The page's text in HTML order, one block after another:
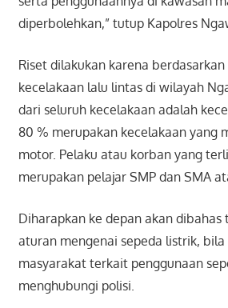
diperbolehkan,” tutup Kapolres
Riset dilakukan karena
kecelakaan lalu lintas di wilayah
dari seluruh kecelakaan adalah
80 % merupakan kecelakaan yang
motor. Pelaku atau korban yang
merupakan pelajar SMP dan SMA
Diharapkan ke depan akan dibahas
aturan mengenai sepeda listrik,
masyarakat terkait penggunaan
menghubungi polisi.